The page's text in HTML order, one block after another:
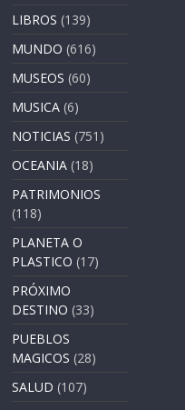
LIBROS (139)
MUNDO (616)
MUSEOS (60)
MUSICA (6)
NOTICIAS (751)
OCEANIA (18)
PATRIMONIOS
(118)
PLANETA O
PLASTICO (17)
PRÓXIMO
DESTINO (33)
PUEBLOS
MAGICOS (28)
SALUD (107)